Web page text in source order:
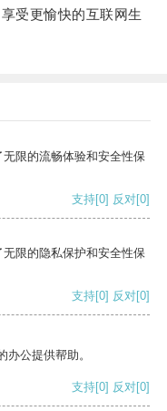
受更愉快的互联网生
限的流畅体验和安全性保
支持[0] 反对[0]
限的隐私保护和安全性保
支持[0] 反对[0]
公提供帮助。
支持[0] 反对[0]